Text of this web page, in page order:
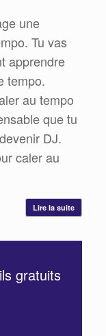
une
Tu vas
apprendre
tempo.
au tempo
que tu
DJ.
caler au
Lire la suite
gratuits